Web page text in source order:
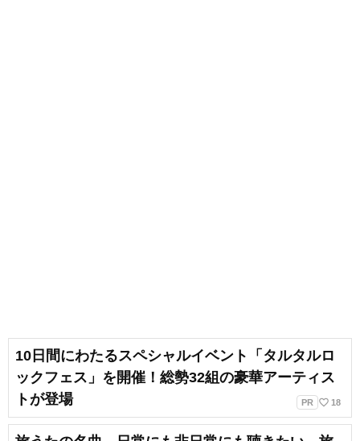
10日間にわたるスペシャルイベント「タルタルロ
ックフェス」を開催！総勢32組の豪華アーティス
トが登場
PR favorite_border 18